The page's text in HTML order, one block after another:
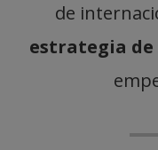
de
estrategia